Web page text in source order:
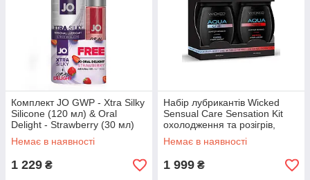
Комплект JO GWP - Xtra Silky
Silicone (120 мл) & Oral
Delight - Strawberry (30 мл)
Немає в наявності
1 229 ₴
Набір лубрикантів Wicked
Sensual Care Sensation Kit
охолодження та розігрів,
45+45 мл
Немає в наявності
1 999 ₴